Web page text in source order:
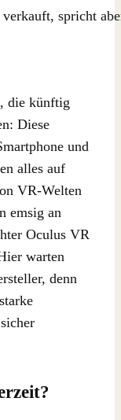
spricht
die künftig
Diese
und
alles auf
VR-Welten
emsig an
Oculus VR
warten
denn